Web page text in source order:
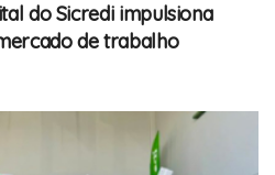
do Sicredi impulsiona
de trabalho